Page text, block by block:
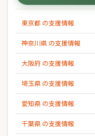
東京都 の支援情報
神奈川県 の支援情報
大阪府 の支援情報
埼玉県 の支援情報
愛知県 の支援情報
千葉県 の支援情報